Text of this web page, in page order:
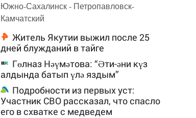
Южно-Сахалинск- Петропавловск-
Камчатский
Житель Якутии выжил после 25
дней блужданий в тайге
Гөлназ Нәүмәтова: “Әти-әни күз
алдында батып үлә яздым”
Подробности из первых уст:
Участник СВО рассказал, что спасло
его в схватке с медведем